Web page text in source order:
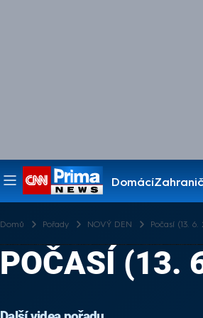
Domácí
Pořady
Domů Pořady NOVÝ DEN Počasí (13.
POČASÍ (13.